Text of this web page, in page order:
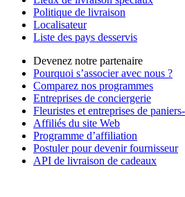
Politique de livraison
Localisateur
Liste des pays desservis
Devenez notre partenaire
Pourquoi s’associer avec nous ?
Comparez nos programmes
Entreprises de conciergerie
Fleuristes et entreprises de
Affiliés du site Web
Programme d’affiliation
Postuler pour devenir fournisseur
API de livraison de cadeaux